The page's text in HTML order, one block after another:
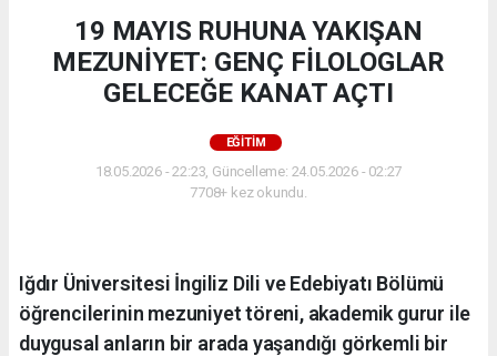
19 MAYIS RUHUNA YAKIŞAN
MEZUNİYET: GENÇ FİLOLOGLAR
GELECEĞE KANAT AÇTI
EĞİTİM
18.05.2026 - 22:23, Güncelleme: 24.05.2026 - 02:27
7708+ kez okundu.
Iğdır Üniversitesi İngiliz Dili ve Edebiyatı Bölümü
öğrencilerinin mezuniyet töreni, akademik gurur ile
duygusal anların bir arada yaşandığı görkemli bir